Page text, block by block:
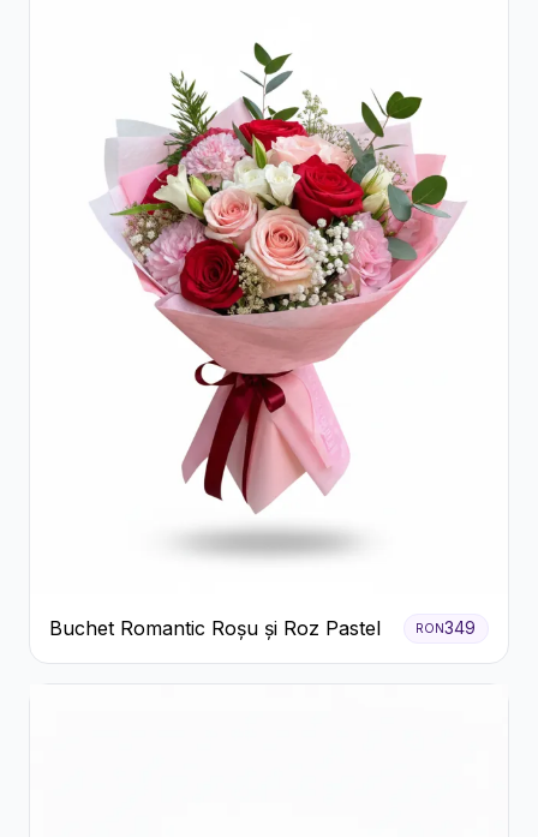
Buchet Romantic Roșu și Roz Pastel RON349